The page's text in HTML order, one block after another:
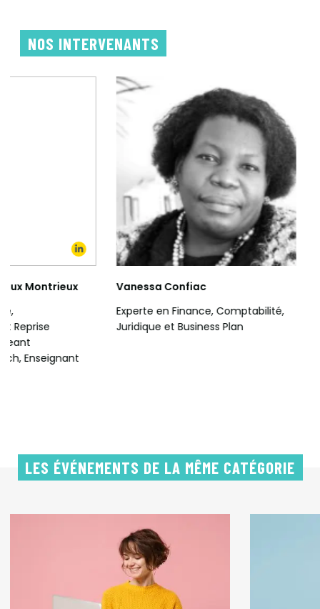
NOS INTERVENANTS
Comptabilité,
Plan
Marc Choquet
Expert en Finance, Comptabilité et
RH - Ancien Dirigeant de plusieurs
LES ÉVÉNEMENTS DE LA MÊME CATÉGORIE